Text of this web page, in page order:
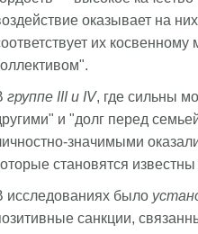
оказывает на
их
группе III и IV, где сильны
и "долг перед
значимыми
становятся
исследованиях было
санкции,